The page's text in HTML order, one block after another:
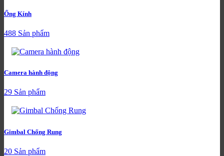
Ống Kính
488 Sản phẩm
Camera hành động
29 Sản phẩm
Gimbal Chống Rung
20 Sản phẩm